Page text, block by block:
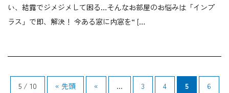
い、結露でジメジメして困る…そんなお部屋のお悩みは「インプ
ラス」で即、解決！ 今ある窓に内窓を“ […
5 / 10 « 先頭 « ... 3 4 5 6